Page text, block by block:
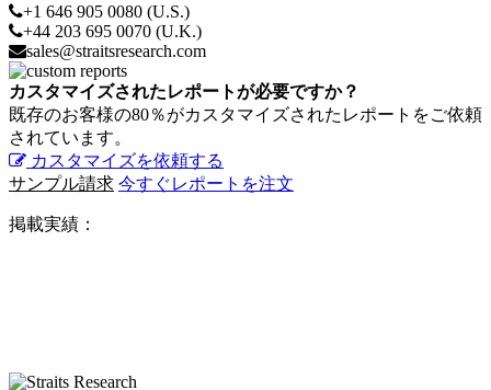
+1 646 905 0080 (U.S.)
+44 203 695 0070 (U.K.)
sales@straitsresearch.com
カスタマイズされたレポートが必要ですか？
既存のお客様の80％がカスタマイズされたレポートをご依頼
されています。
カスタマイズを依頼する
サンプル請求 今すぐレポートを注文
掲載実績：